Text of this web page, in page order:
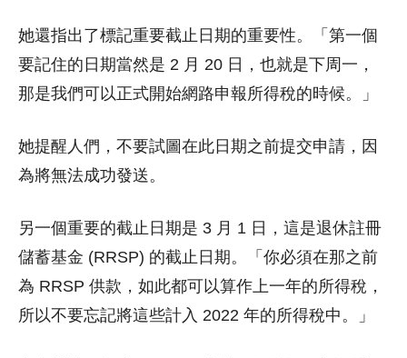
她還指出了標記重要截止日期的重要性。「第一個
要記住的日期當然是 2 月 20 日，也就是下周一，
那是我們可以正式開始網路申報所得稅的時候。」
她提醒人們，不要試圖在此日期之前提交申請，因
為將無法成功發送。
另一個重要的截止日期是 3 月 1 日，這是退休註冊
儲蓄基金 (RRSP) 的截止日期。「你必須在那之前
為 RRSP 供款，如此都可以算作上一年的所得稅，
所以不要忘記將這些計入 2022 年的所得稅中。」